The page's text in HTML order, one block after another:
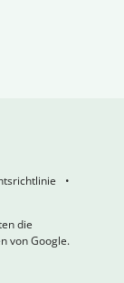
die
von Google.